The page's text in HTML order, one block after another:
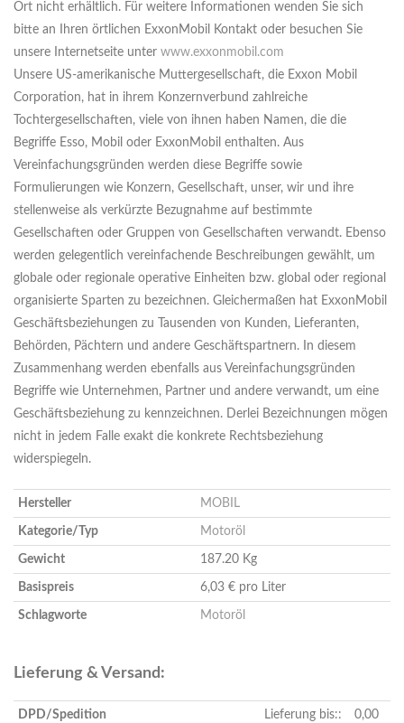
Ort nicht erhältlich. Für weitere Informationen wenden Sie sich
bitte an Ihren örtlichen ExxonMobil Kontakt oder besuchen Sie
unsere Internetseite unter www.exxonmobil.com
Unsere US-amerikanische Muttergesellschaft, die Exxon Mobil
Corporation, hat in ihrem Konzernverbund zahlreiche
Tochtergesellschaften, viele von ihnen haben Namen, die die
Begriffe Esso, Mobil oder ExxonMobil enthalten. Aus
Vereinfachungsgründen werden diese Begriffe sowie
Formulierungen wie Konzern, Gesellschaft, unser, wir und ihre
stellenweise als verkürzte Bezugnahme auf bestimmte
Gesellschaften oder Gruppen von Gesellschaften verwandt. Ebenso
werden gelegentlich vereinfachende Beschreibungen gewählt, um
globale oder regionale operative Einheiten bzw. global oder regional
organisierte Sparten zu bezeichnen. Gleichermaßen hat ExxonMobil
Geschäftsbeziehungen zu Tausenden von Kunden, Lieferanten,
Behörden, Pächtern und andere Geschäftspartnern. In diesem
Zusammenhang werden ebenfalls aus Vereinfachungsgründen
Begriffe wie Unternehmen, Partner und andere verwandt, um eine
Geschäftsbeziehung zu kennzeichnen. Derlei Bezeichnungen mögen
nicht in jedem Falle exakt die konkrete Rechtsbeziehung
widerspiegeln.
Hersteller MOBIL
Kategorie/Typ Motoröl
Gewicht 187.20 Kg
Basispreis 6,03 € pro Liter
Schlagworte Motoröl
Lieferung & Versand:
DPD/Spedition
Lieferung bis::
0,00